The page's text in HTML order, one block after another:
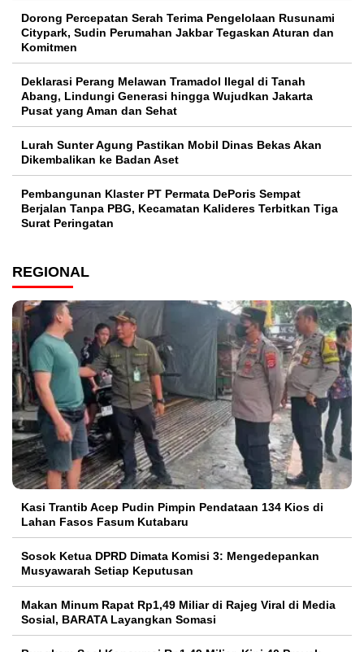
Dorong Percepatan Serah Terima Pengelolaan Rusunami
Citypark, Sudin Perumahan Jakbar Tegaskan Aturan dan
Komitmen
Deklarasi Perang Melawan Tramadol Ilegal di Tanah
Abang, Lindungi Generasi hingga Wujudkan Jakarta
Pusat yang Aman dan Sehat
Lurah Sunter Agung Pastikan Mobil Dinas Bekas Akan
Dikembalikan ke Badan Aset
Pembangunan Klaster PT Permata DePoris Sempat
Berjalan Tanpa PBG, Kecamatan Kalideres Terbitkan Tiga
Surat Peringatan
REGIONAL
Kasi Trantib Acep Pudin Pimpin Pendataan 134 Kios di
Lahan Fasos Fasum Kutabaru
Sosok Ketua DPRD Dimata Komisi 3: Mengedepankan
Musyawarah Setiap Keputusan
Makan Minum Rapat Rp1,49 Miliar di Rajeg Viral di Media
Sosial, BARATA Layangkan Somasi